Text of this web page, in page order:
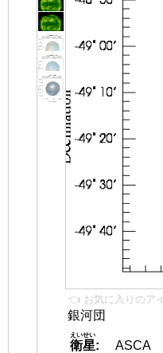
👈 お気に入りのア
銀河団
衛星
えいせい
:
ASCA